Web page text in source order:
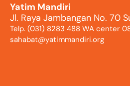
Yatim Mandiri
Jl. Raya Jambangan No. 70
Telp. (031) 8283 488 WA center
sahabat@yatimmandiri.org